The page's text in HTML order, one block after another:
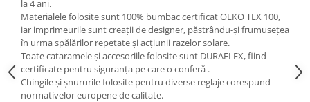
la 4 ani.
Materialele folosite sunt 100% bumbac certificat OEKO TEX 100,
iar imprimeurile sunt creații de designer, păstrându-şi frumusețea
în urma spălărilor repetate și acțiunii razelor solare.
Toate cataramele și accesoriile folosite sunt DURAFLEX, fiind
certificate pentru siguranța pe care o conferă .
Chingile și șnururile folosite pentru diverse reglaje corespund
normativelor europene de calitate.